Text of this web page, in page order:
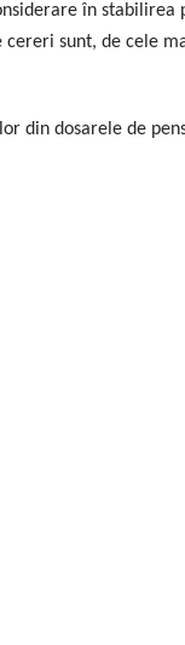
în stabilirea
sunt, de cele
din dosarele de